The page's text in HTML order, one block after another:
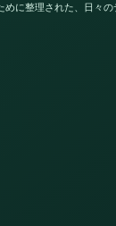
めに整理された、日々